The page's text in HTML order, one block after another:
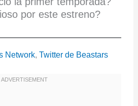
por este estreno?
Network, Twitter de Beastars